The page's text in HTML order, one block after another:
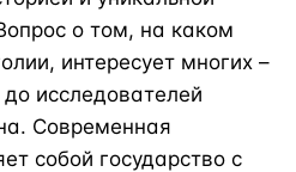
о том, на каком
интересует многих –
исследователей
Современная
собой государство с